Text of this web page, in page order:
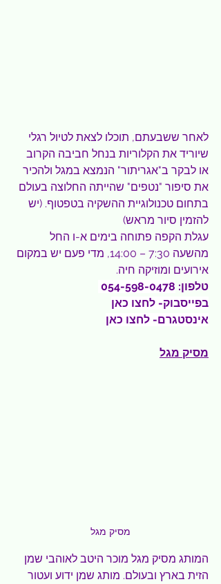
לאחר ששבעתם, תוכלו לצאת לטיול רגלי
שיוריד את הקלוריות בנחל חביבה הקרוב
או לבקר ב"אגריתור" הנמצא במגל ולהכיר
את סיפור "נטפים" שהייתה החלוצה בעולם
בתחום טכנולוגיית ההשקיה בטפטוף. (יש
להזמין סיור מראש)
עגלת הקפה פתוחה בימים א-ו החל
מהשעה 7:30 – 14:00, מדי פעם יש במקום
אירועים ומוזיקה חיה.
טלפון: 054-598-0478
בפייסבוק- לחצו כאן
אינסטגרם- לחצו כאן
מסיק מגל
מסיק מגל
המותג מסיק מגל מוכר היטב לאוהבי שמן
הזית בארץ ובעולם. מותג שמן ידוע ועטור